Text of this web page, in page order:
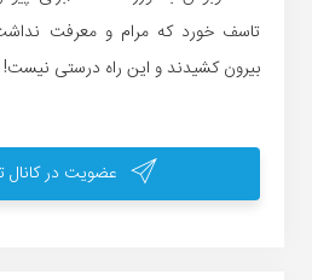
تاسف خورد که مرام و معرفت
بیرون کشیدند و این راه درستی نیست!
عضویت در کانال